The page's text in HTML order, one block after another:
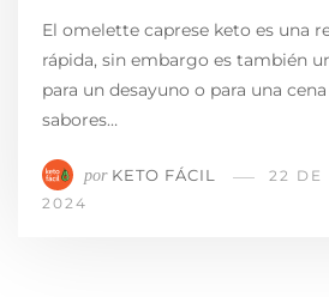
El omelette caprese keto es una
rápida, sin embargo es también
para un desayuno o para una
sabores…
por KETO FÁCIL
22 DE
2024